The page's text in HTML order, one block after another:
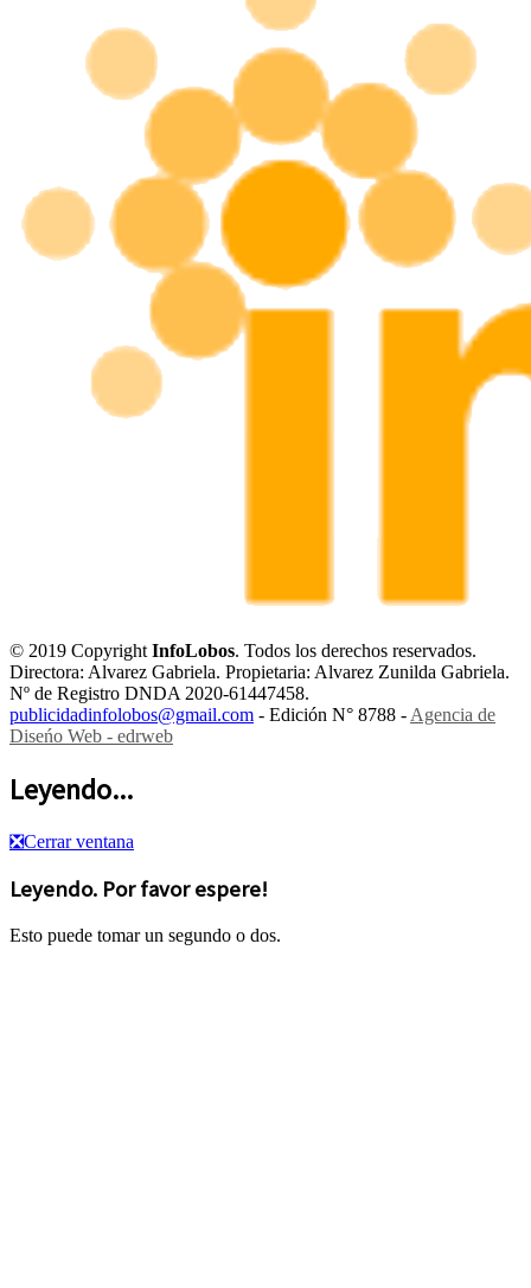
© 2019 CopyrightInfoLobos. Todos los derechos reservados.
Directora: Alvarez Gabriela. Propietaria: Alvarez Zunilda Gabriela.
Nº de Registro DNDA 2020-61447458.
publicidadinfolobos@gmail.com - Edición N° 8788 -Agencia de
Diseńo Web - edrweb
Leyendo...
❎Cerrar ventana
Leyendo. Por favor espere!
Esto puede tomar un segundo o dos.